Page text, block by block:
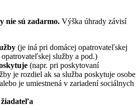
nie sú zadarmo. Výška úhrady závisí
(je iná pri domácej opatrovateľskej
služby a pod.)
(napr. pri poskytovaní
je rozdiel ak sa služba poskytuje osobe
je umiestnená v zariadení sociálnych